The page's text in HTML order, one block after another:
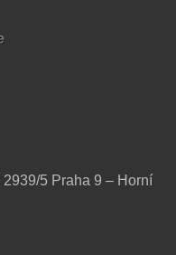
5 Praha 9 – Horní